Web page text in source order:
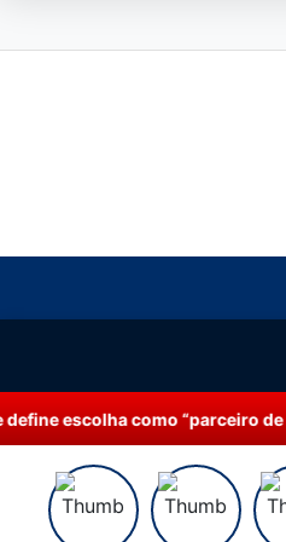
de Manaus” 13:42 | MANAUS